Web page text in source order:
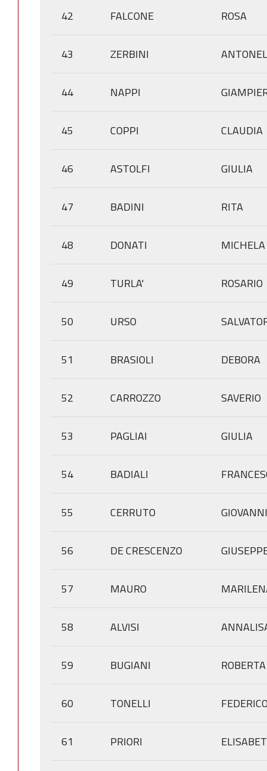
42 FALCONE ROSA
43 ZERBINI
44 NAPPI
45 COPPI CLAUDIA
46 ASTOLFI GIULIA
47 BADINI RITA
48 DONATI MICHELA
49 TURLA' ROSARIO
50 URSO
51 BRASIOLI DEBORA
52 CARROZZO SAVERIO
53 PAGLIAI GIULIA
54 BADIALI
55 CERRUTO GIOVANNI
56 DE CRESCENZO
57 MAURO
58 ALVISI
59 BUGIANI ROBERTA
60 TONELLI
61 PRIORI